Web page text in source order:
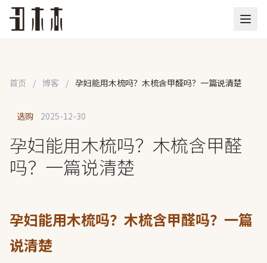
首页 / 博客 / 孕妇能用木梳吗？木梳含甲醛吗？一篇说清楚
选购 2025-12-30
孕妇能用木梳吗？木梳含甲醛
吗？一篇说清楚
孕妇能用木梳吗？木梳含甲醛吗？一篇
说清楚